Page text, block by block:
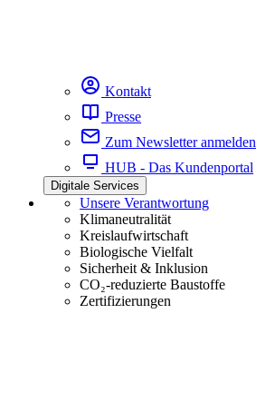
Kontakt
Presse
Zum Newsletter anmelden
HUB - Das Kundenportal
Digitale Services
Unsere Verantwortung
Klimaneutralität
Kreislaufwirtschaft
Biologische Vielfalt
Sicherheit & Inklusion
CO₂-reduzierte Baustoffe
Zertifizierungen